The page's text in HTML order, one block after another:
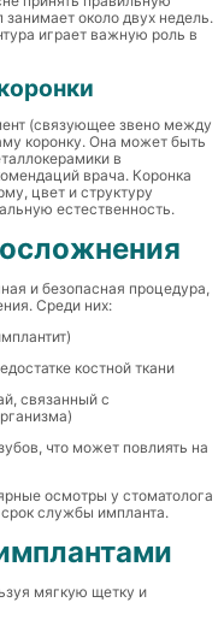
около двух недель.
играет важную роль в
(связующее звено между
коронку. Она может быть
в
врача. Коронка
цвет и структуру
естественность.
и безопасная процедура,
Среди них:
костной ткани
связанный с
что может повлиять на
осмотры у стоматолога
службы импланта.
мягкую щетку и